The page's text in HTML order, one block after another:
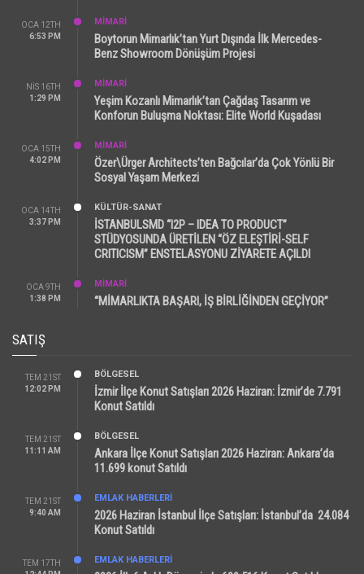
OCA 12TH
6:53 PM
MİMARİ
Boytorun Mimarlık’tan Yurt Dışında İlk Mercedes-
Benz Showroom Dönüşüm Projesi
NIS 16TH
1:29 PM
MİMARİ
Yeşim Kozanlı Mimarlık’tan Çağdaş Tasarım ve
Konforun Buluşma Noktası: Elite World Kuşadası
OCA 15TH
4:02 PM
MİMARİ
Özer\Ürger Architects’ten Bağcılar’da Çok Yönlü Bir
Sosyal Yaşam Merkezi
OCA 14TH
3:37 PM
KÜLTÜR-SANAT
İSTANBULSMD “I2P – IDEA TO PRODUCT”
STÜDYOSUNDA ÜRETİLEN “ÖZ ELEŞTİRİ-SELF
CRITICISM” ENSTELASYONU ZİYARETE AÇILDI
OCA 9TH
1:38 PM
MİMARİ
“MİMARLIKTA BAŞARI, İŞ BİRLİĞİNDEN GEÇİYOR”
SATIŞ
TEM 21ST
12:02 PM
BÖLGESEL
İzmir İlçe Konut Satışları 2026 Haziran: İzmir’de 7.791
Konut Satıldı
TEM 21ST
11:11 AM
BÖLGESEL
Ankara İlçe Konut Satışları 2026 Haziran: Ankara’da
11.699 konut Satıldı
TEM 21ST
9:40 AM
EMLAK HABERLERI
2026 Haziran İstanbul İlçe Satışları: İstanbul’da 24.084
Konut Satıldı
TEM 17TH
EMLAK HABERLERI